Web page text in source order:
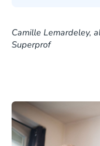
Camille Lemardeley,
Superprof